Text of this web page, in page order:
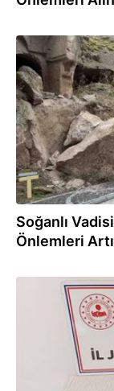
21.03.2026
Soğanlı
Önlemleri
12.03.2026